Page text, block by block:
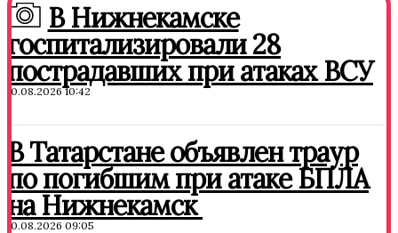
В Нижнекамске
госпитализировали 28
пострадавших при атаках ВСУ
10.08.2026 10:42
В Татарстане объявлен траур
по погибшим при атаке БПЛА
на Нижнекамск
10.08.2026 09:05